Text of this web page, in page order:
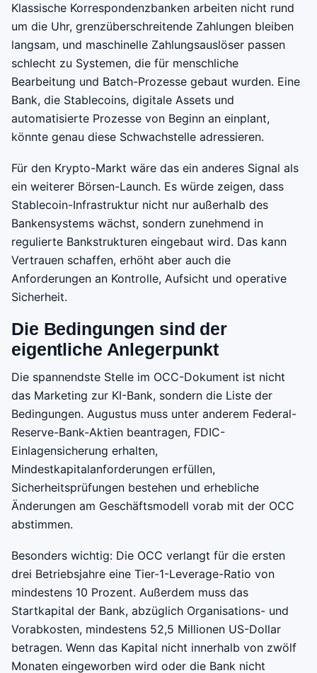
Klassische Korrespondenzbanken arbeiten nicht rund
um die Uhr, grenzüberschreitende Zahlungen bleiben
langsam, und maschinelle Zahlungsauslöser passen
schlecht zu Systemen, die für menschliche
Bearbeitung und Batch-Prozesse gebaut wurden. Eine
Bank, die Stablecoins, digitale Assets und
automatisierte Prozesse von Beginn an einplant,
könnte genau diese Schwachstelle adressieren.
Für den Krypto-Markt wäre das ein anderes Signal als
ein weiterer Börsen-Launch. Es würde zeigen, dass
Stablecoin-Infrastruktur nicht nur außerhalb des
Bankensystems wächst, sondern zunehmend in
regulierte Bankstrukturen eingebaut wird. Das kann
Vertrauen schaffen, erhöht aber auch die
Anforderungen an Kontrolle, Aufsicht und operative
Sicherheit.
Die Bedingungen sind der
eigentliche Anlegerpunkt
Die spannendste Stelle im OCC-Dokument ist nicht
das Marketing zur KI-Bank, sondern die Liste der
Bedingungen. Augustus muss unter anderem Federal-
Reserve-Bank-Aktien beantragen, FDIC-
Einlagensicherung erhalten,
Mindestkapitalanforderungen erfüllen,
Sicherheitsprüfungen bestehen und erhebliche
Änderungen am Geschäftsmodell vorab mit der OCC
abstimmen.
Besonders wichtig: Die OCC verlangt für die ersten
drei Betriebsjahre eine Tier-1-Leverage-Ratio von
mindestens 10 Prozent. Außerdem muss das
Startkapital der Bank, abzüglich Organisations- und
Vorabkosten, mindestens 52,5 Millionen US-Dollar
betragen. Wenn das Kapital nicht innerhalb von zwölf
Monaten eingeworben wird oder die Bank nicht